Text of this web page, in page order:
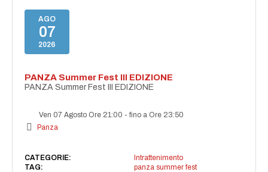
AGO
07
2026
PANZA Summer Fest III EDIZIONE
PANZA Summer Fest III EDIZIONE
Ven 07 Agosto Ore 21:00 -fino a Ore 23:50
Panza
CATEGORIE:
Intrattenimento
TAG:
panza summer fest